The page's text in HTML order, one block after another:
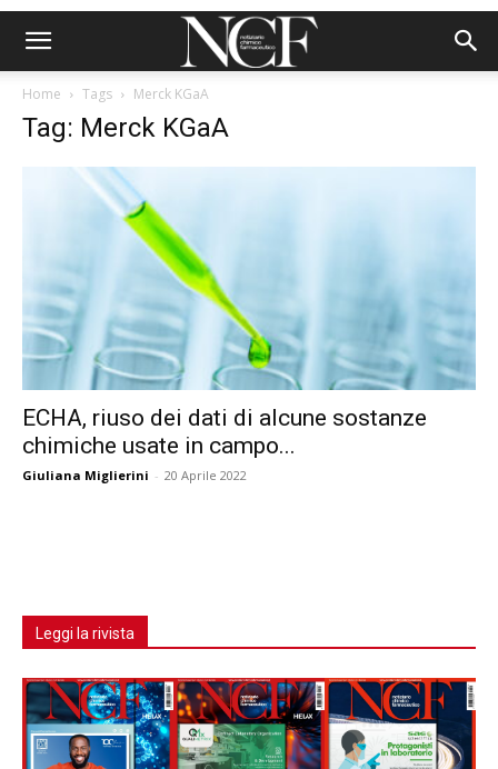
Home Tags Merck KGaA
Tag: Merck KGaA
ECHA, riuso dei dati di alcune sostanze
chimiche usate in campo...
Giuliana Miglierini - 20 Aprile 2022
Leggi la rivista